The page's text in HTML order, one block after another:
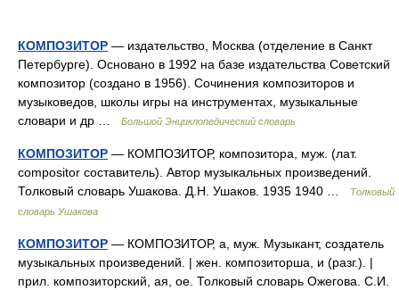
КОМПОЗИТОР — издательство, Москва (отделение в Санкт
Петербурге). Основано в 1992 на базе издательства Советский
композитор (создано в 1956). Сочинения композиторов и
музыковедов, школы игры на инструментах, музыкальные
словари и др …
Большой Энциклопедический словарь
КОМПОЗИТОР — КОМПОЗИТОР, композитора, муж. (лат.
compositor составитель). Автор музыкальных произведений.
Толковый словарь Ушакова. Д.Н. Ушаков. 1935 1940 …
Толковый
словарь Ушакова
КОМПОЗИТОР — КОМПОЗИТОР, а, муж. Музыкант, создатель
музыкальных произведений. | жен. композиторша, и (разг.). |
прил. композиторский, ая, ое. Толковый словарь Ожегова. С.И.